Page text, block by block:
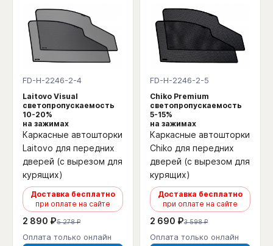
FD-H-2246-2-4
Laitovo Visual
светопропускаемость
10-20%
на зажимах
Каркасные автошторки
Laitovo для передних
дверей (с вырезом для
курящих)
Доставка бесплатно
при оплате на сайте
2 890 ₽5 278 ₽
Оплата только онлайн
FD-H-2246-2-5
Chiko Premium
светопропускаемость
5-15%
на зажимах
Каркасные автошторки
Chiko для передних
дверей (с вырезом для
курящих)
Доставка бесплатно
при оплате на сайте
2 690 ₽3 598 ₽
Оплата только онлайн